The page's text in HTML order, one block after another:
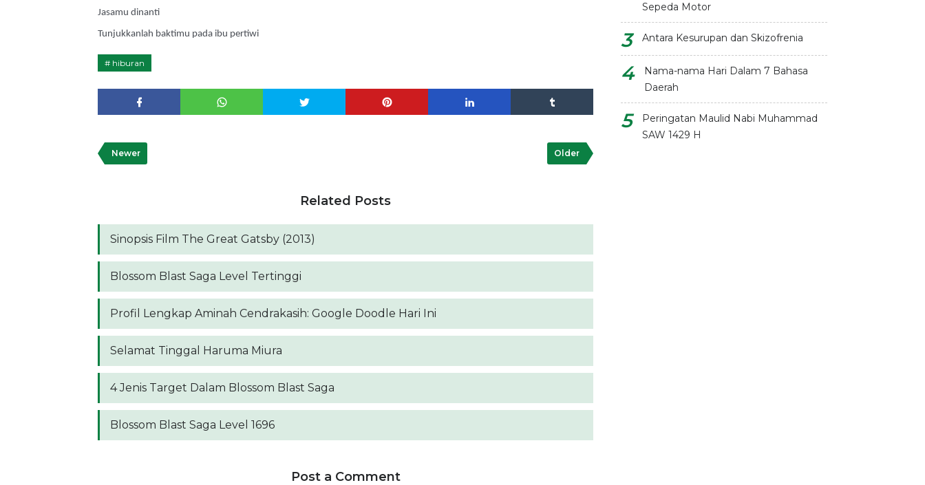
Jasamu dinanti
Tunjukkanlah baktimu pada ibu pertiwi
hiburan
Newer Older
Related Posts
Sinopsis Film The Great Gatsby (2013)
Blossom Blast Saga Level Tertinggi
Profil Lengkap Aminah Cendrakasih: Google Doodle Hari Ini
Selamat Tinggal Haruma Miura
4 Jenis Target Dalam Blossom Blast Saga
Blossom Blast Saga Level 1696
Post a Comment
Sepeda Motor
Antara Kesurupan dan Skizofrenia
Nama-nama Hari Dalam 7 Bahasa
Daerah
Peringatan Maulid Nabi Muhammad
SAW 1429 H